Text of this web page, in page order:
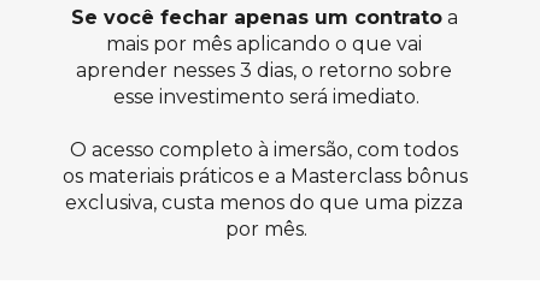
Se você fechar apenas um contrato a
mais por mês aplicando o que vai
aprender nesses 3 dias, o retorno sobre
esse investimento será imediato.
O acesso completo à imersão, com todos
os materiais práticos e a Masterclass bônus
exclusiva, custa menos do que uma pizza
por mês.